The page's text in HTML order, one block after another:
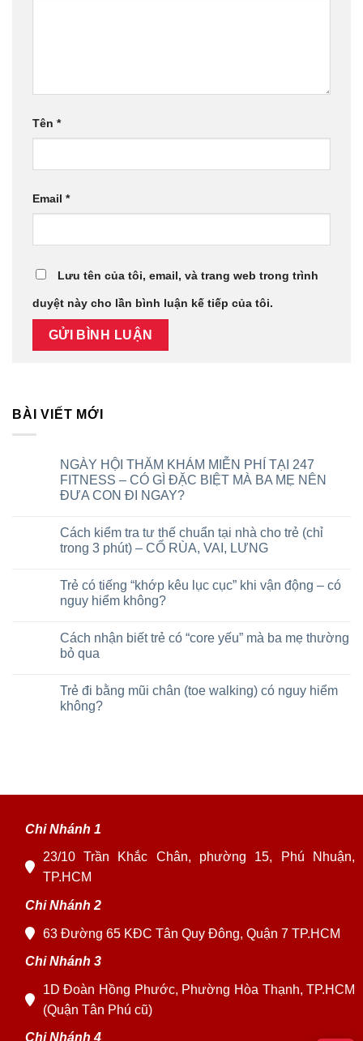
Tên *
Email *
Lưu tên của tôi, email, và trang web trong trình
duyệt này cho lần bình luận kế tiếp của tôi.
BÀI VIẾT MỚI
NGÀY HỘI THĂM KHÁM MIỄN PHÍ TẠI 247
FITNESS – CÓ GÌ ĐẶC BIỆT MÀ BA MẸ NÊN
ĐƯA CON ĐI NGAY?
Cách kiểm tra tư thế chuẩn tại nhà cho trẻ (chỉ
trong 3 phút) – CỔ RÙA, VAI, LƯNG
Trẻ có tiếng “khớp kêu lục cục” khi vận động – có
nguy hiểm không?
Cách nhận biết trẻ có “core yếu” mà ba mẹ thường
bỏ qua
Trẻ đi bằng mũi chân (toe walking) có nguy hiểm
không?
Chi Nhánh 1
23/10 Trần Khắc Chân, phường 15, Phú Nhuận,
TP.HCM
Chi Nhánh 2
63 Đường 65 KĐC Tân Quy Đông, Quận 7 TP.HCM
Chi Nhánh 3
1D Đoàn Hồng Phước, Phường Hòa Thạnh, TP.HCM
(Quận Tân Phú cũ)
Chi Nhánh 4